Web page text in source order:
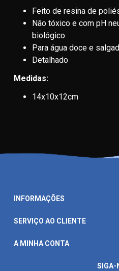
Feito de resina de
Não tóxico e com pH
biológico.
Para água doce e
Detalhado
Medidas:
14x10x12cm
INFORMAÇÕES
SERVIÇO AO CLIENTE
A MINHA CONTA
SIGA-